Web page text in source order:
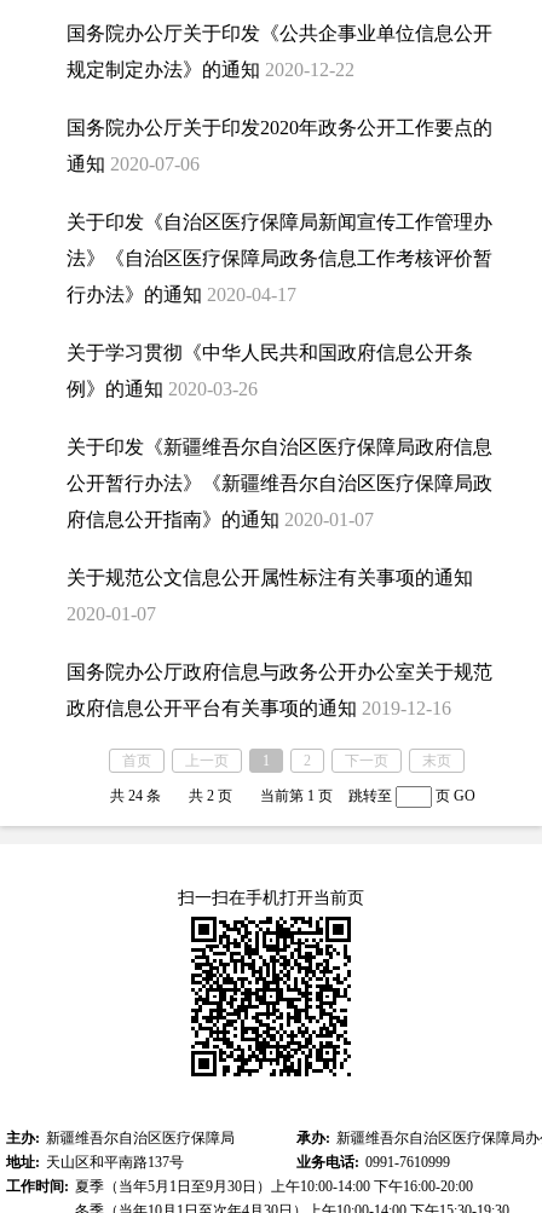
国务院办公厅关于印发《公共企事业单位信息公开
规定制定办法》的通知 2020-12-22
国务院办公厅关于印发2020年政务公开工作要点的
通知 2020-07-06
关于印发《自治区医疗保障局新闻宣传工作管理办
法》《自治区医疗保障局政务信息工作考核评价暂
行办法》的通知 2020-04-17
关于学习贯彻《中华人民共和国政府信息公开条
例》的通知 2020-03-26
关于印发《新疆维吾尔自治区医疗保障局政府信息
公开暂行办法》《新疆维吾尔自治区医疗保障局政
府信息公开指南》的通知 2020-01-07
关于规范公文信息公开属性标注有关事项的通知
2020-01-07
国务院办公厅政府信息与政务公开办公室关于规范
政府信息公开平台有关事项的通知 2019-12-16
首页 上一页 1 2 下一页 末页
共 24 条 共 2 页 当前第 1 页 跳转至 页 GO
扫一扫在手机打开当前页
主办: 新疆维吾尔自治区医疗保障局 承办: 新疆维吾尔自治区医疗保障局
地址: 天山区和平南路137号 业务电话: 0991-7610999
工作时间: 夏季（当年5月1日至9月30日）上午10:00-14:00 下午16:00-20:00